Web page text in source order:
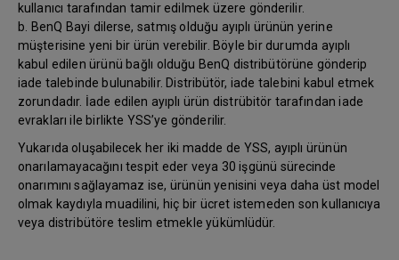
kullanıcı tarafından tamir edilmek üzere gönderilir.
b. BenQ Bayi dilerse, satmış olduğu ayıplı ürünün yerine
müşterisine yeni bir ürün verebilir. Böyle bir durumda ayıplı
kabul edilen ürünü bağlı olduğu BenQ distribütörüne gönderip
iade talebinde bulunabilir. Distribütör, iade talebini kabul etmek
zorundadır. İade edilen ayıplı ürün distrübitör tarafından iade
evrakları ile birlikte YSS’ye gönderilir.
Yukarıda oluşabilecek her iki madde de YSS, ayıplı ürünün
onarılamayacağını tespit eder veya 30 işgünü sürecinde
onarımını sağlayamaz ise, ürünün yenisini veya daha üst model
olmak kaydıyla muadilini, hiç bir ücret istemeden son kullanıcıya
veya distribütöre teslim etmekle yükümlüdür.